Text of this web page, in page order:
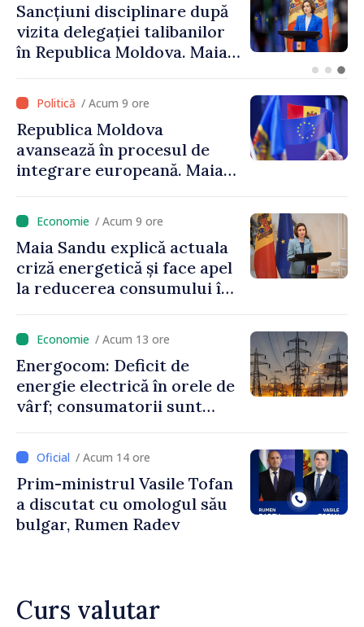
Sancțiuni disciplinare după
vizita delegației talibanilor
în Republica Moldova. Maia
oameni cu funcții înalte nu
cunosc politica statului”
/ Acum 9 ore
Republica Moldova
avansează în procesul de
integrare europeană. Maia
niciun stat”
/ Acum 9 ore
Maia Sandu explică actuala
criză energetică și face apel
la reducerea consumului în
putem menține prețurile la
un nivel mai mic”
/ Acum 13 ore
Energocom: Deficit de
energie electrică în orele de
vârf; consumatorii sunt
/ Acum 14 ore
Prim-ministrul Vasile Tofan
a discutat cu omologul său
bulgar, Rumen Radev
Curs valutar